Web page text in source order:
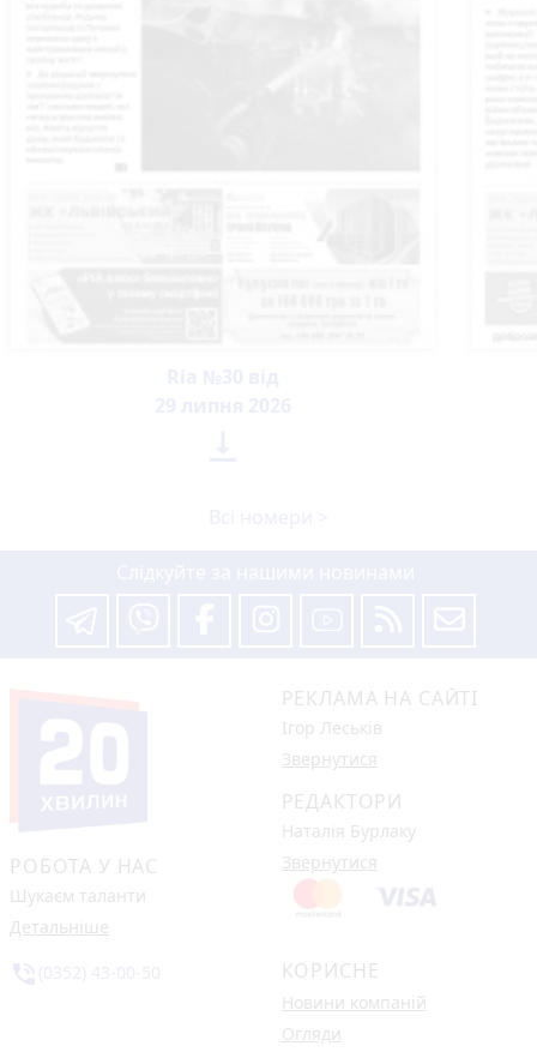
РОБОТА У НАС
Шукаєм таланти
Детальніше
РЕКЛАМА НА САЙТІ
Ігор Леськів
Звернутися
РЕДАКТОРИ
Наталія Бурлаку
Звернутися
КОРИСНЕ
Новини компаній
Огляди